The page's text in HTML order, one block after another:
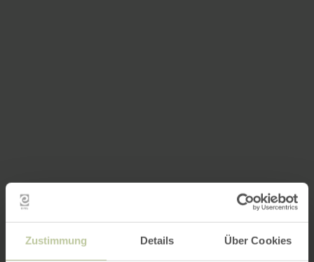
Zustimmung Details Über Cookies